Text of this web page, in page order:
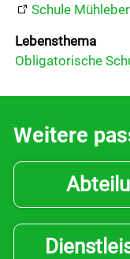
Politik
Freizeit &
Bildung &
Kontakt
Login
Schule
Lebensthema
Obligatorische
Weitere